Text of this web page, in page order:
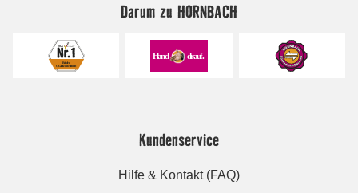
Darum zu HORNBACH
Kundenservice
Hilfe & Kontakt (FAQ)